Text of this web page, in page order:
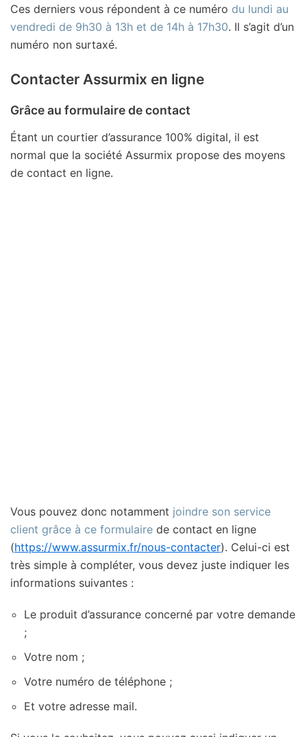
Ces derniers vous répondent à ce numéro du lundi au
vendredi de 9h30 à 13h et de 14h à 17h30. Il s’agit d’un
numéro non surtaxé.
Contacter Assurmix en ligne
Grâce au formulaire de contact
Étant un courtier d’assurance 100% digital, il est
normal que la société Assurmix propose des moyens
de contact en ligne.
Vous pouvez donc notamment joindre son service
client grâce à ce formulaire de contact en ligne
(https://www.assurmix.fr/nous-contacter). Celui-ci est
très simple à compléter, vous devez juste indiquer les
informations suivantes :
Le produit d’assurance concerné par votre demande
;
Votre nom ;
Votre numéro de téléphone ;
Et votre adresse mail.